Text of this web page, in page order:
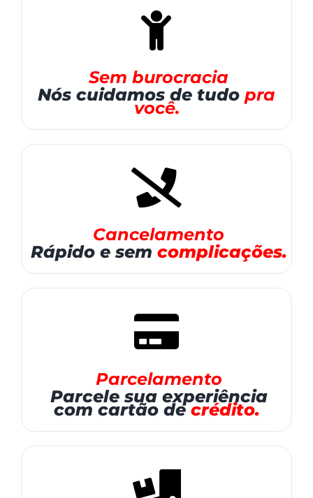
Sem burocracia
Nós cuidamos de tudo pra
você.
Cancelamento
Rápido e sem complicações.
Parcelamento
Parcele sua experiência
com cartão decrédito.